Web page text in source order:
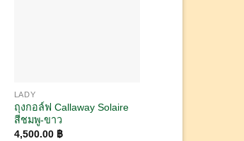
LADY
ถุงกอล์ฟ Callaway Solaire
สีชมพู-ขาว
4,500.00 ฿